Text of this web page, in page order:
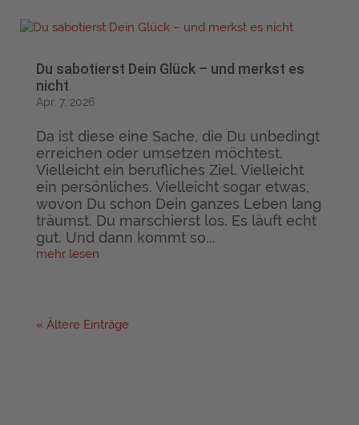
Du sabotierst Dein Glück – und merkst es
nicht
Apr. 7, 2026
Da ist diese eine Sache, die Du unbedingt
erreichen oder umsetzen möchtest.
Vielleicht ein berufliches Ziel. Vielleicht
ein persönliches. Vielleicht sogar etwas,
wovon Du schon Dein ganzes Leben lang
träumst. Du marschierst los. Es läuft echt
gut. Und dann kommt so...
mehr lesen
« Ältere Einträge